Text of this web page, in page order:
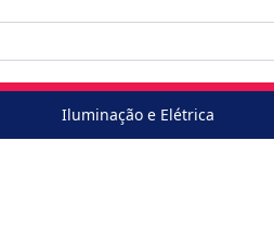
Iluminação e Elétrica